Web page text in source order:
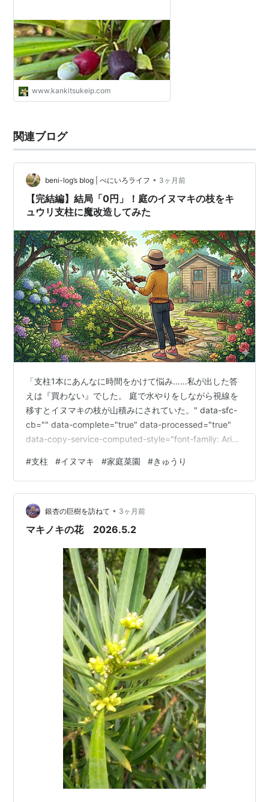
www.kankitsukeip.com
関連ブログ
beni-log’s blog | べにいろライフ • 3ヶ月前
【完結編】結局「0円」！庭のイヌマキの枝をキ
ュウリ支柱に魔改造してみた
「支柱1本にあんなに時間をかけて悩み……私が出した答
えは『買わない』でした。 庭で水やりをしながら視線を
移すとイヌマキの枝が山積みにされていた。" data-sfc-
cb="" data-complete="true" data-processed="true"
data-copy-service-computed-style="font-family: Arial,
0px; text-decoration: none; border-bottom: 0px
rgb(10, 10, …
#支柱 #イヌマキ #家庭菜園 #きゅうり
銀杏の巨樹を訪ねて • 3ヶ月前
マキノキの花 2026.5.2